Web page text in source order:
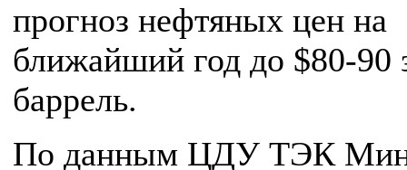
прогноз нефтяных цен на
ближайший год до $80-90
баррель.
По данным ЦДУ ТЭК